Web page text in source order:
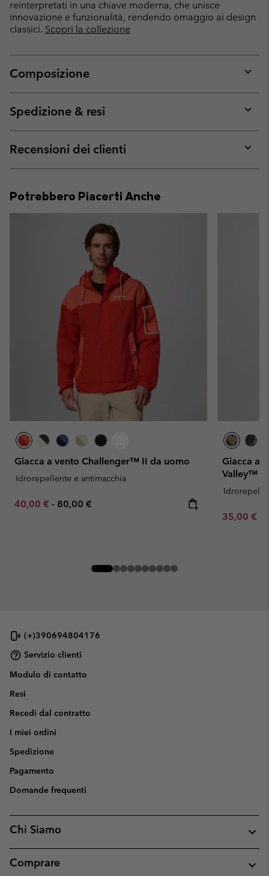
reinterpretati in una chiave moderna, che unisce
innovazione e funzionalità, rendendo omaggio ai design
classici. Scopri la collezione
Composizione
or
Spedizione & resi
or
Recensioni dei clienti
or
Potrebbero Piacerti Anche
Giacca a vento Challenger™ II da uomo
Idrorepellente e antimacchia
Minimum sale price:
40,00 € - Maximum price:
80,00 €
Giacca
Valley™
Minimum
35,00 €
(+)390694804176
Servizio clienti
Modulo di contatto
Resi
Recedi dal contratto
I miei ordini
Spedizione
Pagamento
Domande frequenti
Chi Siamo
Comprare